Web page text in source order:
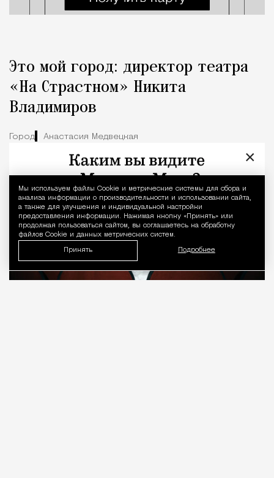
Уведомление
Мы используем файлы Сookie и метрические системы для сбора и
анализа информации о производительности и использовании сайта,
а также для улучшения и индивидуальной настройки
предоставления информации. Нажимая кнопку «Принять» или
продолжая пользоваться сайтом, вы соглашаетесь на обработку
файлов Cookie и данных метрических систем.
Принять Подробнее
Это мой город: директор театра
«На Страстном» Никита
Владимиров
Город Анастасия Медвецкая
×